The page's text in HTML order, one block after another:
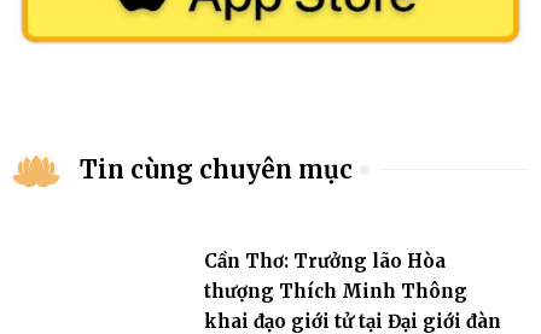
Tin cùng chuyên mục
Cần Thơ: Trưởng lão Hòa
thượng Thích Minh Thông
khai đạo giới tử tại Đại giới đàn